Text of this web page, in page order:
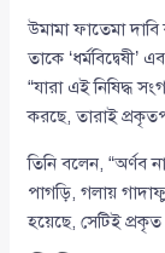
উমামা ফাতেমা
তাকে ‘ধর্মবিদ্বেষী’
“যারা এই নিষিদ্ধ
করছে, তারাই
তিনি বলেন, “অর্ণব
পাগড়ি, গলায়
হয়েছে, সেটিই